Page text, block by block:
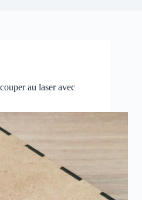
au laser avec